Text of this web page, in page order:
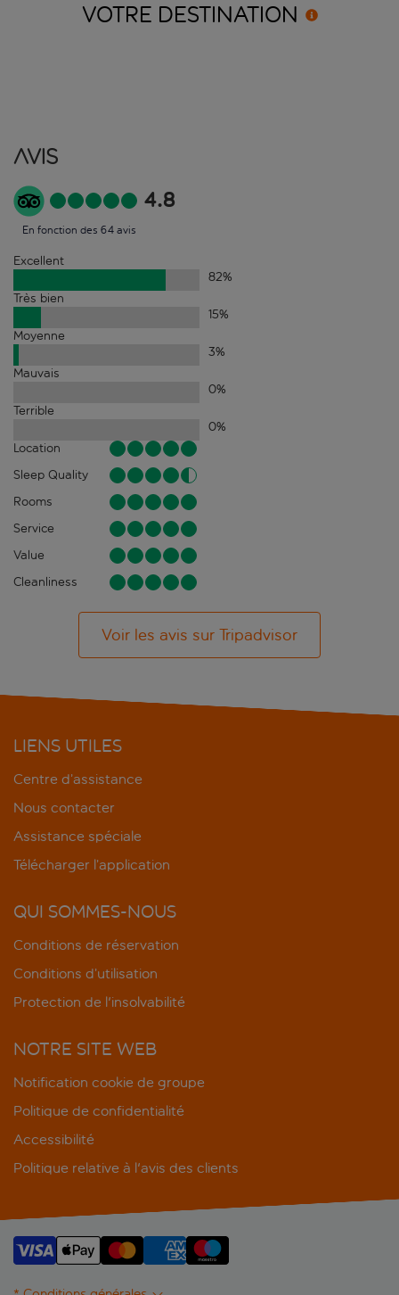
VOTRE DESTINATION
Avis
4.8
En fonction des 64 avis
Excellent
82%
Très bien
15%
Moyenne
3%
Mauvais
0%
Terrible
0%
Location
Sleep Quality
Rooms
Service
Value
Cleanliness
Voir les avis sur Tripadvisor
LIENS UTILES
Centre d’assistance
Nous contacter
Assistance spéciale
Télécharger l’application
QUI SOMMES-NOUS
Conditions de réservation
Conditions d’utilisation
Protection de l'insolvabilité
NOTRE SITE WEB
Notification cookie de groupe
Politique de confidentialité
Accessibilité
Politique relative à l'avis des clients